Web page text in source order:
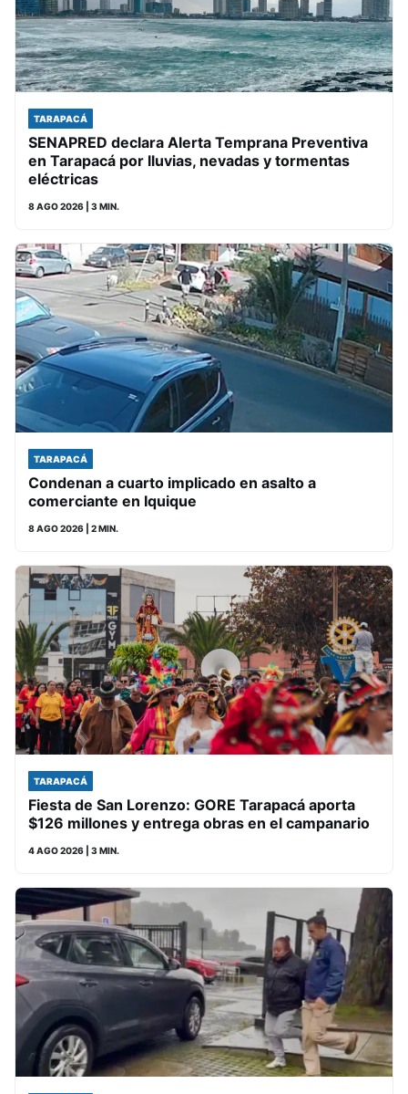
TARAPACÁ
SENAPRED declara Alerta Temprana Preventiva
en Tarapacá por lluvias, nevadas y tormentas
eléctricas
8 AGO 2026 | 3 MIN.
TARAPACÁ
Condenan a cuarto implicado en asalto a
comerciante en Iquique
8 AGO 2026 | 2 MIN.
TARAPACÁ
Fiesta de San Lorenzo: GORE Tarapacá aporta
$126 millones y entrega obras en el campanario
4 AGO 2026 | 3 MIN.